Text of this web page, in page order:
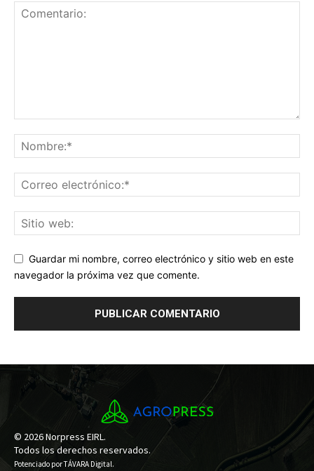
Guardar mi nombre, correo electrónico y sitio web en este
navegador la próxima vez que comente.
© 2026 Norpress EIRL.
Todos los derechos reservados.
Potenciado porTÁVARA Digital.